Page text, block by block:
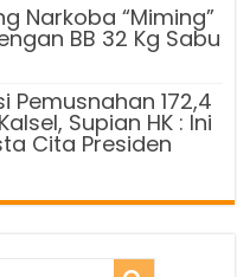
Narkoba “Miming”
BB 32 Kg Sabu
Pemusnahan 172,4
Supian HK : Ini
Cita Presiden